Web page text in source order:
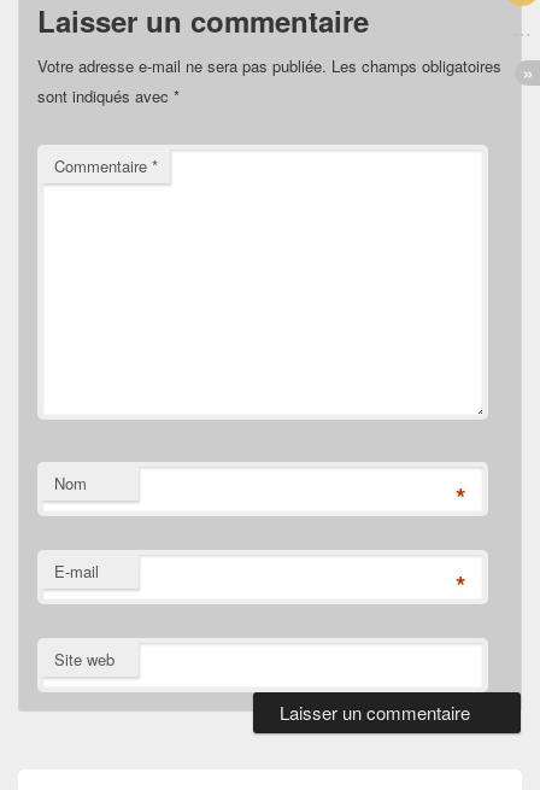
Laisser un commentaire
Votre adresse e-mail ne sera pas publiée. Les champs obligatoires
sont indiqués avec *
Commentaire *
Nom *
E-mail *
Site web